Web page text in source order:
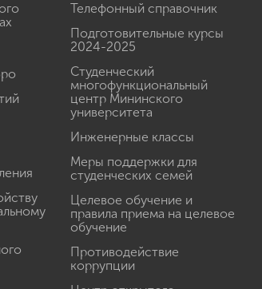
Телефонный справочник
Подготовительные курсы
2024-2025
Студенческий
многофункциональный
центр Мининского
университета
Инженерные классы
Меры поддержки для
студенческих семей
Целевое обучение и
правила приема на целевое
обучение
Противодействие
коррупции